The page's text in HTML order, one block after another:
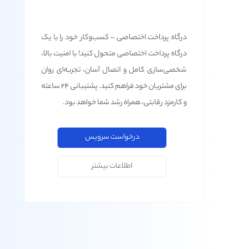
درگاه پرداخت اختصاصی – کسب‌وکار خود را با یک
درگاه پرداخت اختصاصی متحول کنید! با امنیت بالا،
شخصی‌سازی کامل و اتصال آسان، تجربه‌ای روان
برای مشتریان خود فراهم کنید. پشتیبانی ۲۴ ساعته
و کارمزد رقابتی، همراه رشد شما خواهد بود.
درخواست سرویس
اطلاعات بیشتر